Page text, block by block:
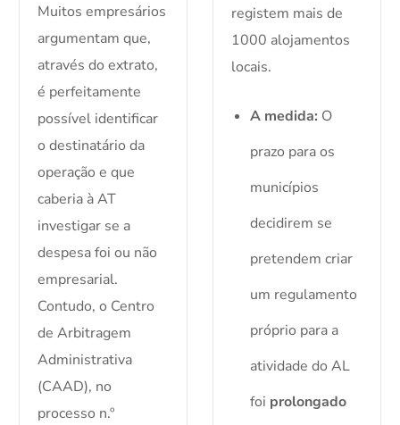
Muitos empresários
argumentam que,
através do extrato,
é perfeitamente
possível identificar
o destinatário da
operação e que
caberia à AT
investigar se a
despesa foi ou não
empresarial.
Contudo, o Centro
de Arbitragem
Administrativa
(CAAD), no
processo n.º
registem mais de
1000 alojamentos
locais.
A medida: O
prazo para os
municípios
decidirem se
pretendem criar
um regulamento
próprio para a
atividade do AL
foi prolongado